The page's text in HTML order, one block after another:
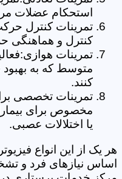
استحکام عضلات
تمرینات کنترل
کنترل و هماهنگی
تمرینات
متوسط که به
کنند.
تمرینات تخصصی
مخصوص برای
یا اختلالات عصبی.
هر یک از این انواع
اساس نیازهای فرد و